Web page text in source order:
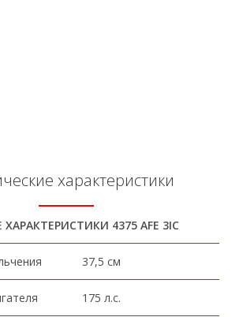
характеристики
ХАРАКТЕРИСТИКИ 4375 AFE 3IC
37,5 см
175 л.с.